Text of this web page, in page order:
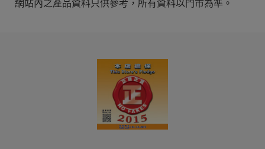
網站內之產品資料只供參考，所有資料以門市為準。